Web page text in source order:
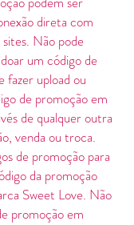
direta com
Não pode
um código de
fazer upload ou
de promoção em
de qualquer outra
venda ou troca.
de promoção para
da promoção
Sweet Love. Não
promoção em